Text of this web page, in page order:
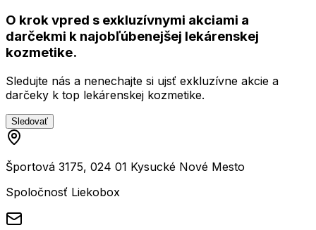
O krok vpred s exkluzívnymi akciami a
darčekmi k najobľúbenejšej lekárenskej
kozmetike.
Sledujte nás a nenechajte si ujsť exkluzívne akcie a
darčeky k top lekárenskej kozmetike.
Sledovať
Športová 3175, 024 01 Kysucké Nové Mesto
Spoločnosť Liekobox